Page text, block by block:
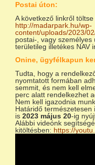
Postai úton:
A következő linkről
http://madarpark.hu/wp-
content/uploads/2023/
postai-, vagy személyes
területileg illetékes NAV
Onine, ügyfélkapun
Tudta, hogy a
nyomtatott formában
semmit, és nem kell
perc alatt rendelkezhet
Nem kell igazodnia
Határidő
is 2023 május 20-ig
Alábbi videónk
kitöltésben: https://